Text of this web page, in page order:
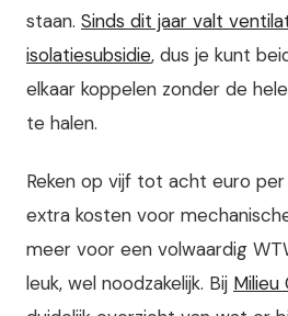
staan. Sinds dit jaar valt
isolatiesubsidie, dus je kunt
elkaar koppelen zonder de
te halen.
Reken op vijf tot acht euro
extra kosten voor
meer voor een volwaardig
leuk, wel noodzakelijk. Bij Milieu